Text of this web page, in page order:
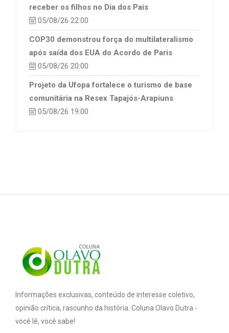
receber os filhos no Dia dos Pais
05/08/26 22:00
COP30 demonstrou força do multilateralismo
após saída dos EUA do Acordo de Paris
05/08/26 20:00
Projeto da Ufopa fortalece o turismo de base
comunitária na Resex Tapajós-Arapiuns
05/08/26 19:00
Informações exclusivas, conteúdo de interesse coletivo,
opinião crítica, rascunho da história. Coluna Olavo Dutra -
você lê, você sabe!